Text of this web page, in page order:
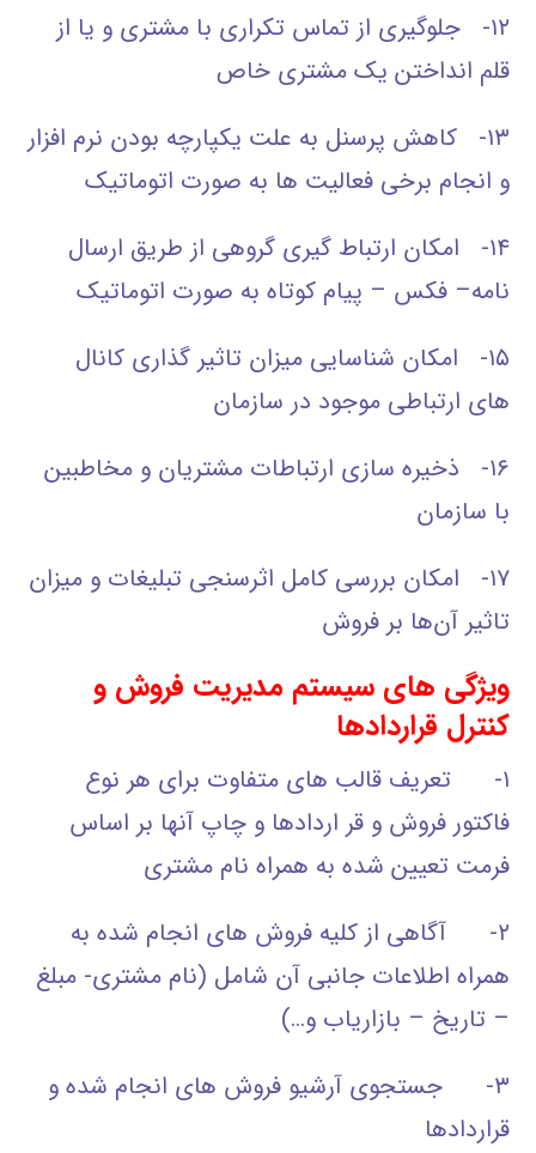
۱۲- جلوگیری از تماس تکراری با مشتری و یا از
قلم انداختن یک مشتری خاص
۱۳- کاهش پرسنل به علت یکپارچه بودن نرم افزار
و انجام برخی فعالیت ها به صورت اتوماتیک
۱۴- امکان ارتباط گیری گروهی از طریق ارسال
نامه– فکس – پیام کوتاه به صورت اتوماتیک
۱۵- امکان شناسایی میزان تاثیر گذاری کانال
های ارتباطی موجود در سازمان
۱۶- ذخیره سازی ارتباطات مشتریان و مخاطبین
با سازمان
۱۷- امکان بررسي کامل اثرسنجي تبليغات و ميزان
تاثير آن‌ها بر فروش
ویژگی های سیستم مدیریت فروش و
کنترل قراردادها
۱- تعریف قالب های متفاوت برای هر نوع
فاکتور فروش و قر اردادها و چاپ آنها بر اساس
فرمت تعیین شده به همراه نام مشتری
۲- آگاهی از کلیه فروش های انجام شده به
همراه اطلاعات جانبی آن شامل (نام مشتری- مبلغ
– تاریخ – بازاریاب و…)
۳- جستجوی آرشیو فروش های انجام شده و
قراردادها